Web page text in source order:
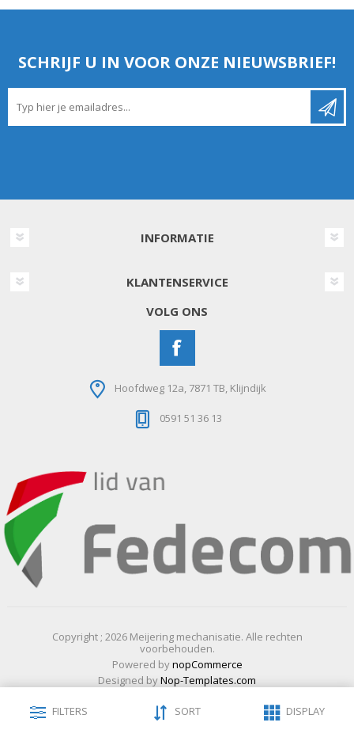
SCHRIJF U IN VOOR ONZE NIEUWSBRIEF!
INFORMATIE
KLANTENSERVICE
VOLG ONS
Hoofdweg 12a, 7871 TB, Klijndijk
0591 51 36 13
Copyright ; 2026 Meijering mechanisatie. Alle rechten
voorbehouden.
Powered bynopCommerce
Designed byNop-Templates.com
FILTERS SORT DISPLAY